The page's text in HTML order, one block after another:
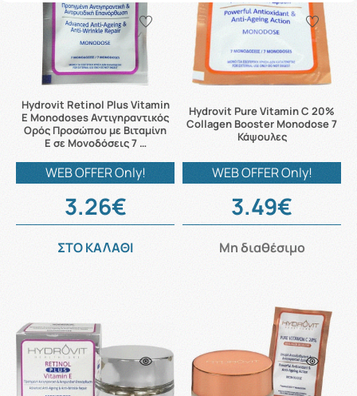
Hydrovit Retinol Plus Vitamin
E Monodoses Αντιγηραντικός
Ορός Προσώπου με Βιταμίνη
Ε σε Μονοδόσεις 7 …
WEB OFFER Only!
3.26€
ΣΤΟ ΚΑΛΑΘΙ
Hydrovit Pure Vitamin C 20%
Collagen Booster Monodose 7
Κάψουλες
WEB OFFER Only!
3.49€
Μη διαθέσιμο